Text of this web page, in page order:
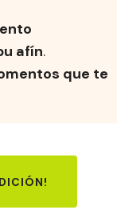
afín.
que te